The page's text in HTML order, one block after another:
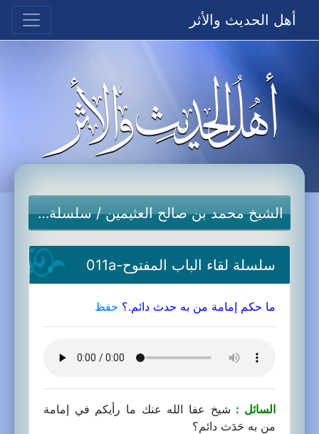
أهل الحديث والأثر
الشيخ محمد بن صالح العثيمين/سلسلة لقاء الباب المفتوح
سلسلة لقاء الباب المفتوح-011a
ما حكم إمامة من به حدث دائم.؟ حفظ
السائل : شيخ عفا الله عنك ما رأيكم في إمامة
من به حَدَث دائم؟